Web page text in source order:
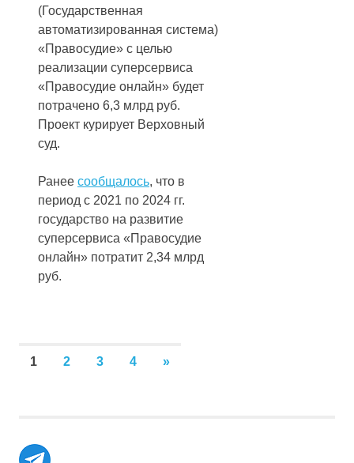
(Государственная
автоматизированная система)
«Правосудие» с целью
реализации суперсервиса
«Правосудие онлайн» будет
потрачено 6,3 млрд руб.
Проект курирует Верховный
суд.
Ранее сообщалось, что в
период с 2021 по 2024 гг.
государство на развитие
суперсервиса «Правосудие
онлайн» потратит 2,34 млрд
руб.
Пагинация
1 2 3 4
СЛЕДУЮЩИЕ
»